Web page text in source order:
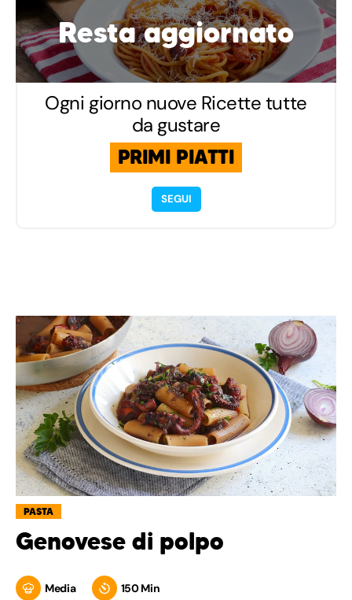
Resta aggiornato
Ogni giorno nuove Ricette tutte
da gustare
PRIMI PIATTI
SEGUI
PASTA
Genovese di polpo
Media 150 Min